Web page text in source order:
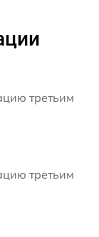
третьим
третьим